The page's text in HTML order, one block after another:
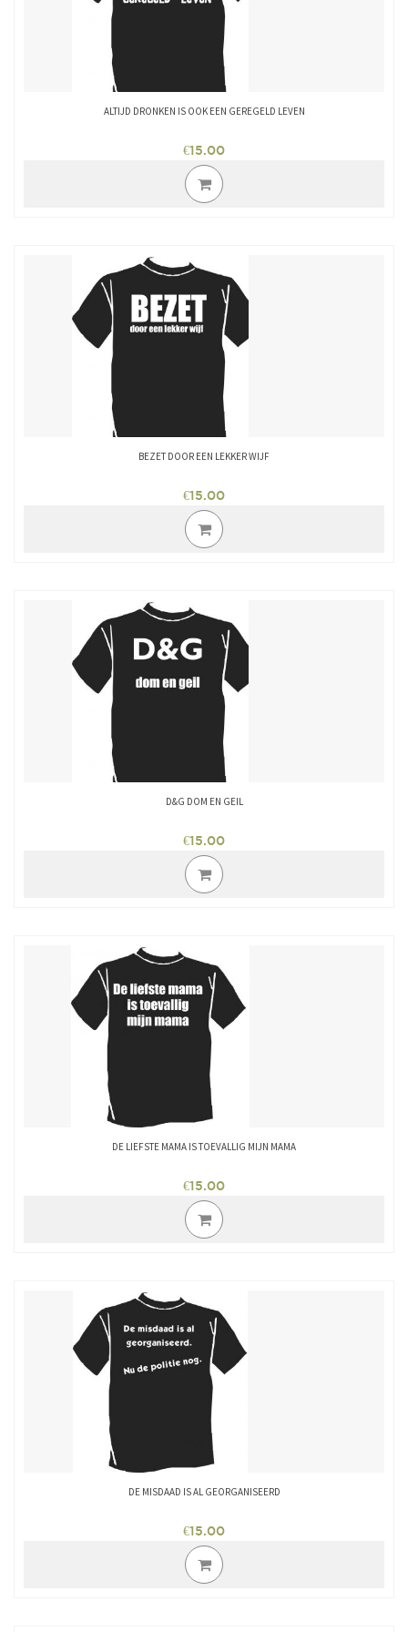
ALTIJD DRONKEN IS OOK EEN GEREGELD LEVEN
€15.00
Dit
product
heeft
optie
gekozen
worden
op
productpagina
BEZET DOOR EEN LEKKER WIJF
€15.00
Dit
product
heeft
optie
gekozen
worden
productpagina
D&G DOM EN GEIL
€15.00
Dit
product
heeft
optie
kan
gekozen
worden
op
de
productpagina
DE LIEFSTE MAMA IS TOEVALLIG MIJN MAMA
€15.00
Dit
product
heeft
optie
kan
gekozen
worden
op
de
productpagina
DE MISDAAD IS AL GEORGANISEERD
€15.00
Dit
product
heeft